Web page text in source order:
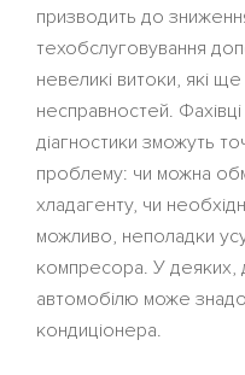
призводить до
техобслуговування
невеликі витоки, які
несправностей.
діагностики зможуть
проблему: чи можна
хладагенту, чи
можливо, неполадки
компресора. У деяких,
автомобілю може
кондиціонера.